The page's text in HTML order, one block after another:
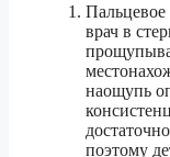
Пальцевое
врач в
наощупь
поэтому